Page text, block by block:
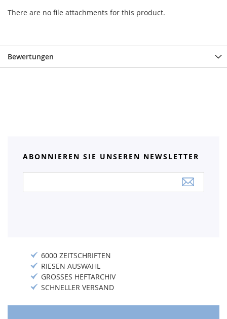
There are no file attachments for this product.
Bewertungen
ABONNIEREN SIE UNSEREN NEWSLETTER
Newsletter:
6000 ZEITSCHRIFTEN
RIESEN AUSWAHL
GROSSES HEFTARCHIV
SCHNELLER VERSAND